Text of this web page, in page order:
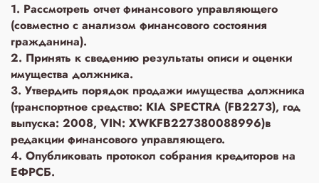
1. Рассмотреть отчет финансового управляющего
(совместно с анализом финансового состояния
гражданина).
2. Принять к сведению результаты описи и оценки
имущества должника.
3. Утвердить порядок продажи имущества должника
(транспортное средство: KIA SPECTRA (FB2273), год
выпуска: 2008, VIN: XWKFB227380088996)в
редакции финансового управляющего.
4. Опубликовать протокол собрания кредиторов на
ЕФРСБ.